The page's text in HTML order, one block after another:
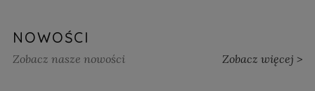
NOWOŚCI
Zobacz nasze nowości Zobacz więcej >